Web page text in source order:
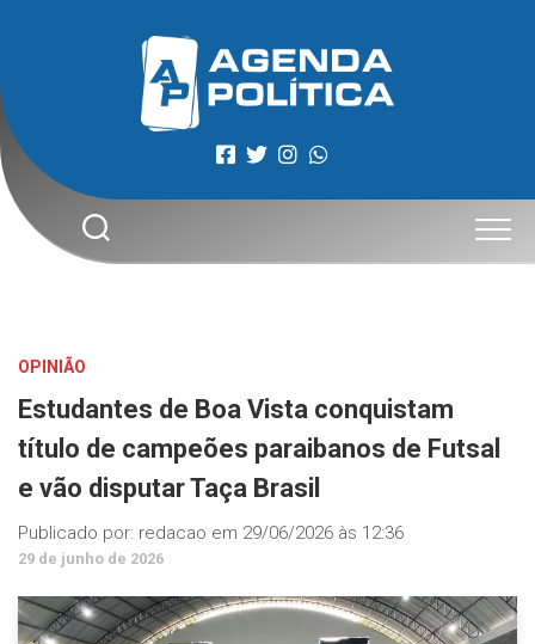
OPINIÃO
Estudantes de Boa Vista conquistam
título de campeões paraibanos de Futsal
e vão disputar Taça Brasil
Publicado por: redacao em 29/06/2026 às 12:36
29 de junho de 2026